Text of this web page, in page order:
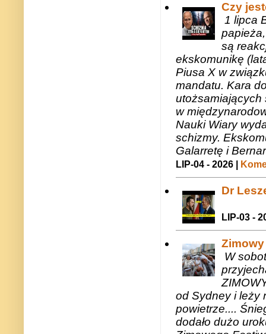
Czy
1 lipca
są
ekskomunikę
Piusa X w
mandatu. Kara
utożsamiających
w
Nauki Wiary
schizmy.
Galarretę i
LIP-04 - 2026 |
Dr
LIP-03 -
W
od Sydney i leży
powietrze....
dodało dużo